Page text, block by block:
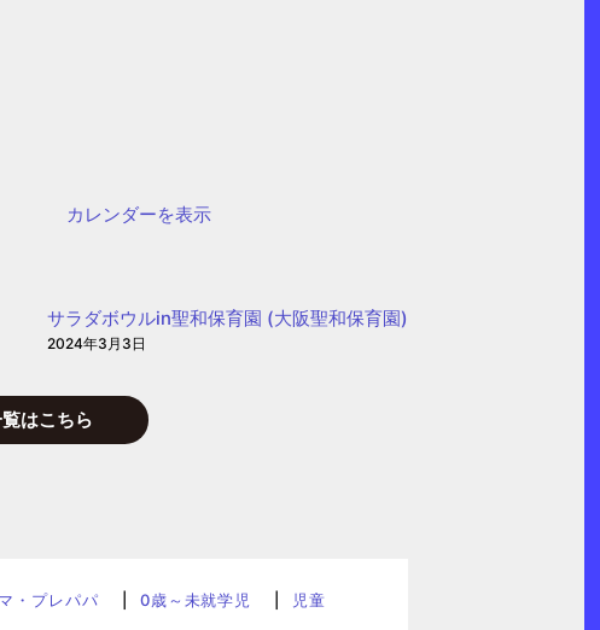
カレンダーを表示
サラダボウルin聖和保育園 (大阪聖和保育園)
2024年3月3日
はこちら
・プレパパ 0歳～未就学児 児童